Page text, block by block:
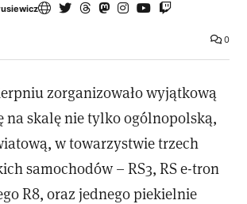
0
zorganizowało wyjątkową
na skalę nie tylko ogólnopolską,
w towarzystwie trzech
samochodów – RS3, RS e-tron
R8, oraz jednego piekielnie